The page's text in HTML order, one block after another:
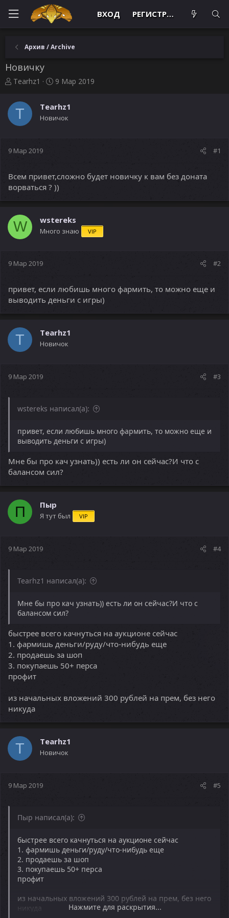
ВХОД РЕГИСТРАЦИЯ
Архив / Archive
Новичку
А
т
о
м
Tearhz1
Д
а
н
9 Мар 2019
T Tearhz1
Новичок
9 Мар 2019 #1
Всем привет,сложно будет новичку к вам без доната
ворваться ? ))
W wstereks
Много знаю VIP
9 Мар 2019 #2
привет, если любишь много фармить, то можно еще и
выводить деньги с игры)
T Tearhz1
Новичок
9 Мар 2019 #3
wstereks написал(а):
привет, если любишь много фармить, то можно еще и
выводить деньги с игры)
Мне бы про кач узнать)) есть ли он сейчас?И что с
балансом сил?
П Пыр
Я тут был VIP
9 Мар 2019 #4
Tearhz1 написал(а):
Мне бы про кач узнать)) есть ли он сейчас?И что с
балансом сил?
быстрее всего качнуться на аукционе сейчас
1. фармишь деньги/руду/что-нибудь еще
2. продаешь за шоп
3. покупаешь 50+ перса
профит
из начальных вложений 300 рублей на прем, без него
никуда
T Tearhz1
Новичок
9 Мар 2019 #5
Пыр написал(а):
быстрее всего качнуться на аукционе сейчас
1. фармишь деньги/руду/что-нибудь еще
2. продаешь за шоп
3. покупаешь 50+ перса
профит
из начальных вложений 300 рублей на прем, без него
никуда
Нажмите для раскрытия...